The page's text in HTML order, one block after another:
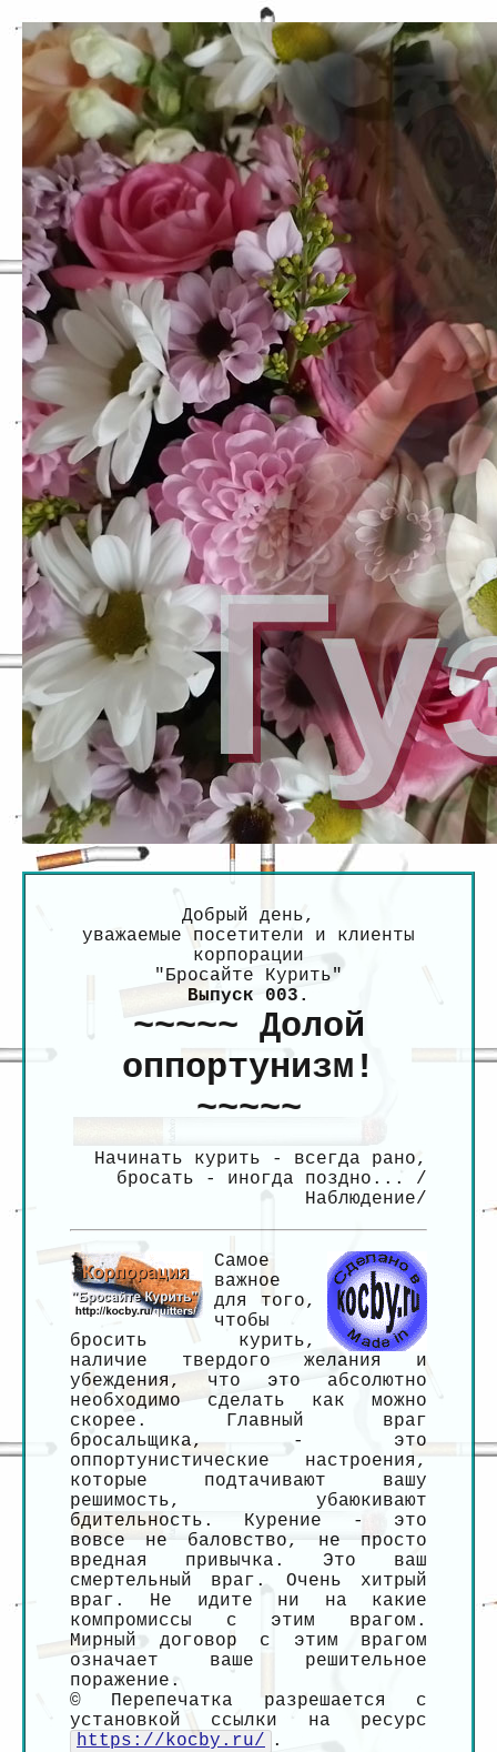
Добрый день,
уважаемые посетители и клиенты
корпорации
"Бросайте Курить"
Выпуск 003.
~~~~~ Долой
оппортунизм!
~~~~~
Начинать курить - всегда рано,
бросать - иногда поздно... /
Наблюдение/
Самое
важное
для того,
чтобы
бросить курить,
наличие твердого желания и
убеждения, что это абсолютно
необходимо сделать как можно
скорее. Главный враг
бросальщика, - это
оппортунистические настроения,
которые подтачивают вашу
решимость, убаюкивают
бдительность. Курение - это
вовсе не баловство, не просто
вредная привычка. Это ваш
смертельный враг. Очень хитрый
враг. Не идите ни на какие
компромиссы с этим врагом.
Мирный договор с этим врагом
означает ваше решительное
поражение.
© Перепечатка разрешается с
установкой ссылки на ресурс
https://kocby.ru/
.